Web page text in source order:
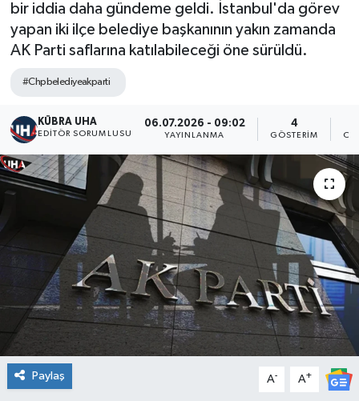
bir iddia daha gündeme geldi. İstanbul'da görev
yapan iki ilçe belediye başkanının yakın zamanda
AK Parti saflarına katılabileceği öne sürüldü.
#Chpbelediyeakparti
KÜBRA UHA
EDİTÖR SORUMLUSU
06.07.2026 - 09:02
YAYINLANMA
4
GÖSTERIM
Paylaş A- A+
Yaşam
Son Dakika Haberleri
Haber Arşivi